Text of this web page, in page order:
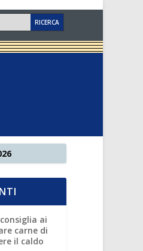
ai
carne di
il caldo